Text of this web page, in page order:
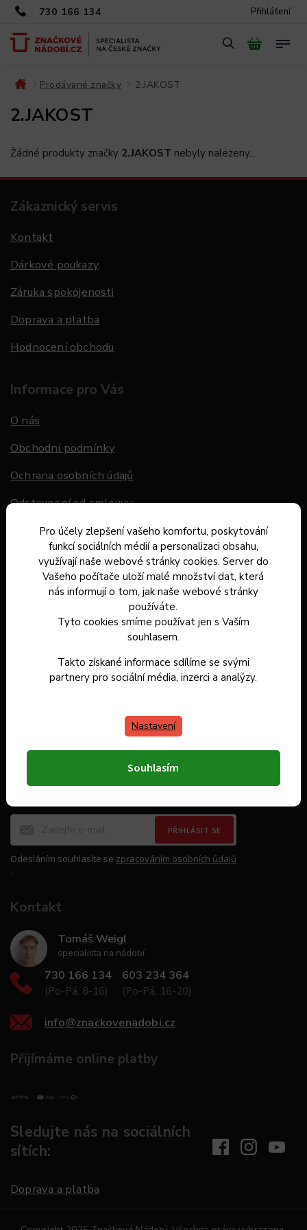
Pro účely zlepšení vašeho komfortu, poskytování
funkcí sociálních médií a personalizaci obsahu,
využívají naše webové stránky cookies. Server do
Vašeho počítače uloží malé množství dat, která
nás informují o tom, jak naše webové stránky
používáte.
Tyto cookies smíme používat jen s Vaším
souhlasem.
Takto získané informace sdílíme se svými
partnery pro sociální média, inzerci a analýzy.
Nastavení
Souhlasím
730 166 134 Přihlášení
Prodávané značky 2.JAKOST
2.JAKOST
Žádné produkty značky 2.JAKOST nebyly nalezeny...
Zákaznický servis
Kontakt
Dárkové poukazy
Záruka spokojenosti
Doprava a platba
Hodnocení obchodu
Informace pro Vás
O nás
Obchodní podmínky
Ochrana osobních údajů
Odstoupení od smlouvy
Dárky k objednávce
Kontakt
Poradíme vám
Výběr dle materiálu
Výběr dle značky
Rady a tipy
Odebírat newsletter
Vložte svůj e-mail a my vám budeme zasílat informace o
PŘIHLÁSIT SE
Odesláním souhlasíte se zpracováním osobních údajů
.
Kontakt
Tomáš Weigl
specialista na nádobí
730 166 134
(Po-Pá, 8-16)
603 234 364
(Po-Pá, 16-20)
info@znackovenadobi.cz
Přijímáme online platby
Sledujte nás na sociálních
sítích:
Doprava a platba